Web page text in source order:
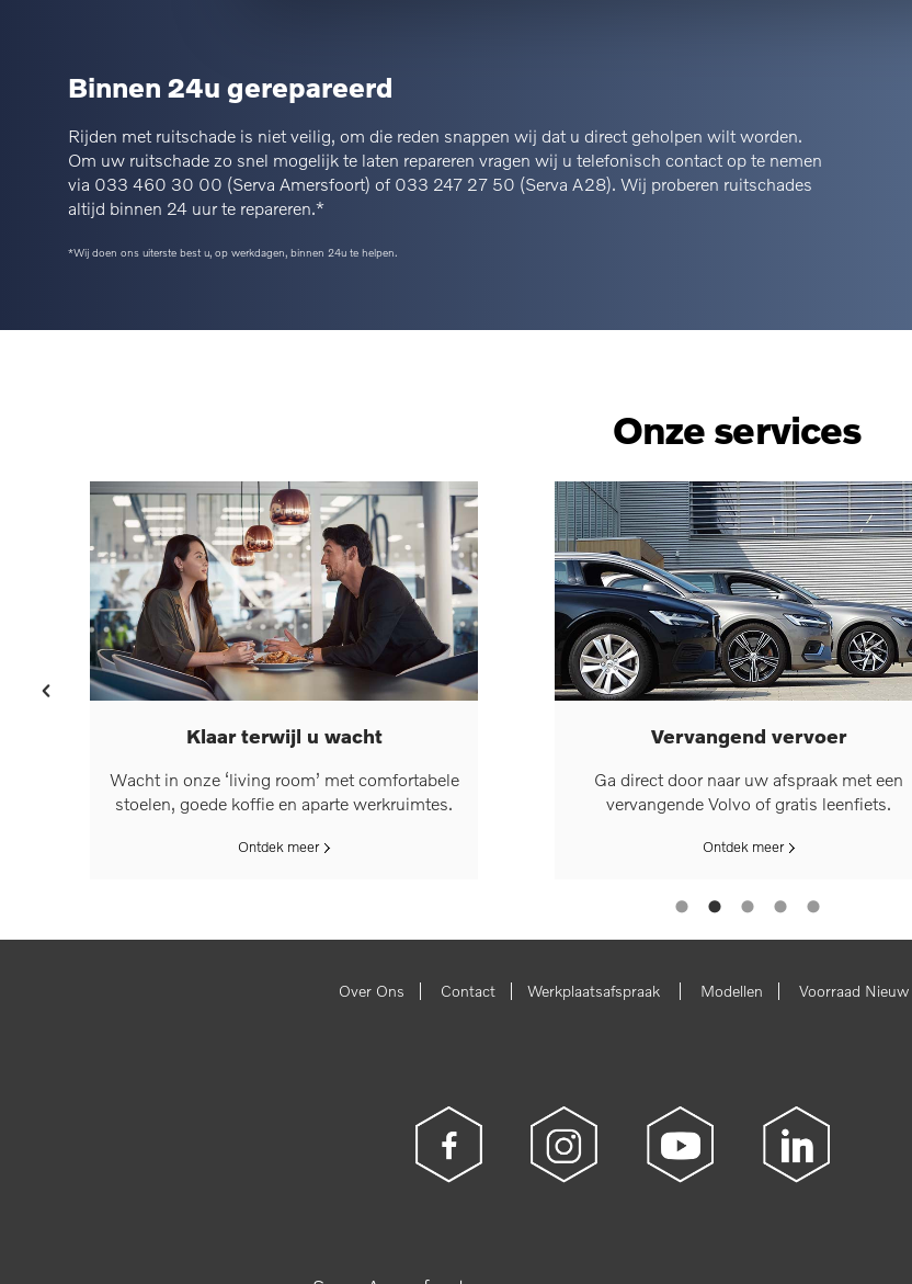
Binnen 24u gerepareerd
Rijden met ruitschade is niet veilig, om die reden snappen wij dat u direct geholpen wilt worden.
Om uw ruitschade zo snel mogelijk te laten repareren vragen wij u telefonisch contact op te nemen
via 033 460 30 00 (Serva Amersfoort) of 033 247 27 50 (Serva A28). Wij proberen ruitschades
altijd binnen 24 uur te repareren.*
*Wij doen ons uiterste best u, op werkdagen, binnen 24u te helpen.
Onze services
Klaar terwijl u wacht
Wacht in onze ‘living room’ met comfortabele
stoelen, goede koffie en aparte werkruimtes.
Ontdek meer
Vervangend vervoer
Ga direct door naar uw afspraak met een
vervangende Volvo of gratis leenfiets.
Ontdek meer
Over Ons | Contact | Werkplaatsafspraak | Modellen | Voorraad Nieuw